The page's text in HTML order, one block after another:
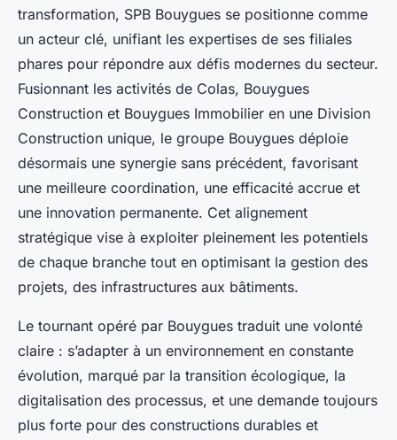
transformation, SPB Bouygues se positionne comme
un acteur clé, unifiant les expertises de ses filiales
phares pour répondre aux défis modernes du secteur.
Fusionnant les activités de Colas, Bouygues
Construction et Bouygues Immobilier en une Division
Construction unique, le groupe Bouygues déploie
désormais une synergie sans précédent, favorisant
une meilleure coordination, une efficacité accrue et
une innovation permanente. Cet alignement
stratégique vise à exploiter pleinement les potentiels
de chaque branche tout en optimisant la gestion des
projets, des infrastructures aux bâtiments.
Le tournant opéré par Bouygues traduit une volonté
claire : s’adapter à un environnement en constante
évolution, marqué par la transition écologique, la
digitalisation des processus, et une demande toujours
plus forte pour des constructions durables et